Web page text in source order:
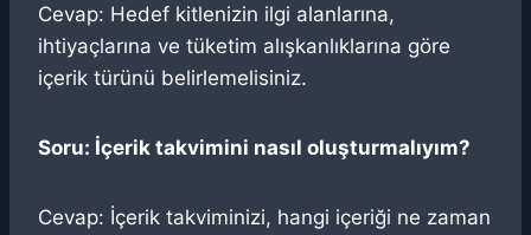
Cevap: Hedef kitlenizin ilgi alanlarına,
ihtiyaçlarına ve tüketim alışkanlıklarına göre
içerik türünü belirlemelisiniz.
Soru: İçerik takvimini nasıl oluşturmalıyım?
Cevap: İçerik takviminizi, hangi içeriği ne zaman